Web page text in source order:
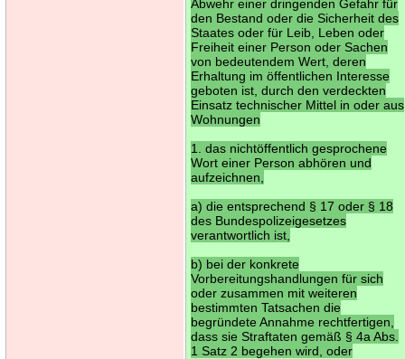
Abwehr einer dringenden Gefahr für
den Bestand oder die Sicherheit des
Staates oder für Leib, Leben oder
Freiheit einer Person oder Sachen
von bedeutendem Wert, deren
Erhaltung im öffentlichen Interesse
geboten ist, durch den verdeckten
Einsatz technischer Mittel in oder aus
Wohnungen
1. das nichtöffentlich gesprochene
Wort einer Person abhören und
aufzeichnen,
a) die entsprechend § 17 oder § 18
des Bundespolizeigesetzes
verantwortlich ist,
b) bei der konkrete
Vorbereitungshandlungen für sich
oder zusammen mit weiteren
bestimmten Tatsachen die
begründete Annahme rechtfertigen,
dass sie Straftaten gemäß § 4a Abs.
1 Satz 2 begehen wird, oder